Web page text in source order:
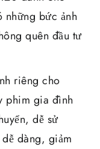
những bức ảnh
quên đầu tư
riêng cho
phim gia đình
dễ sử
dàng, giảm